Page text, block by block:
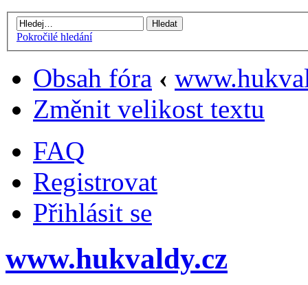
Pokročilé hledání
Obsah fóra ‹
Změnit velikost textu
FAQ
Registrovat
Přihlásit se
www.hukvaldy.cz